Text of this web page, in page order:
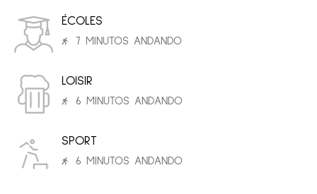
ÉCOLES
7 MINUTOS ANDANDO
LOISIR
6 MINUTOS ANDANDO
SPORT
6 MINUTOS ANDANDO